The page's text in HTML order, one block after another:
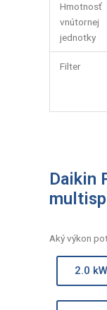
Hmotnosť
vnútornej
jednotky
Filter
Daikin
Aký výkon
2.0 kW